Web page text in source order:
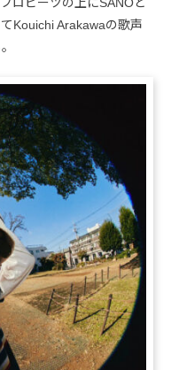
Kouichi Arakawaの歌声